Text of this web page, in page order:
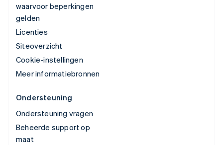
waarvoor beperkingen
gelden
Licenties
Siteoverzicht
Cookie-instellingen
Meer informatiebronnen
Ondersteuning
Ondersteuning vragen
Beheerde support op
maat